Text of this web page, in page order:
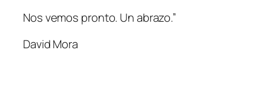
Nos vemos pronto. Un abrazo.”
David Mora